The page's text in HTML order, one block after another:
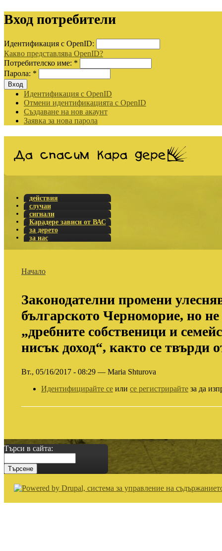
Вход потребители
Идентификация с OpenID:
Какво представлява OpenID?
Потребителско име: *
Парола: *
Идентификация с OpenID
Отмени идентификацията с OpenID
Създаване на нов акаунт
Заявка за нова парола
действия
случаи
сигнали
Карадере зависи от ВАС
за дерето
за нас
Начало
Законодателни промени
българското Черноморие, но
„дребните собственици и
нисък доход“, както се твърди
Вт., 05/16/2017 - 08:29 — Maria Shturova
Идентифицирайте се или се регистрирайте за да
Търси в сайта: